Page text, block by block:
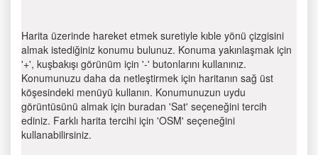
Harita üzerinde hareket etmek suretiyle kıble yönü çizgisini
almak istediğiniz konumu bulunuz. Konuma yakınlaşmak için
'+', kuşbakışı görünüm için '-' butonlarını kullanınız.
Konumunuzu daha da netleştirmek için haritanın sağ üst
köşesindeki menüyü kullanın. Konumunuzun uydu
görüntüsünü almak için buradan 'Sat' seçeneğini tercih
ediniz. Farklı harita tercihi için 'OSM' seçeneğini
kullanabilirsiniz.